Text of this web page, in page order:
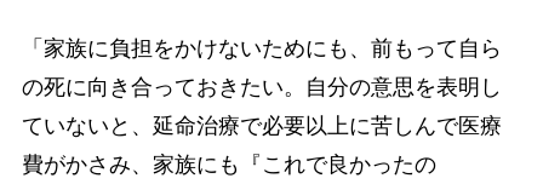
「家族に負担をかけないためにも、前もって自ら
の死に向き合っておきたい。自分の意思を表明し
ていないと、延命治療で必要以上に苦しんで医療
費がかさみ、家族にも『これで良かったの